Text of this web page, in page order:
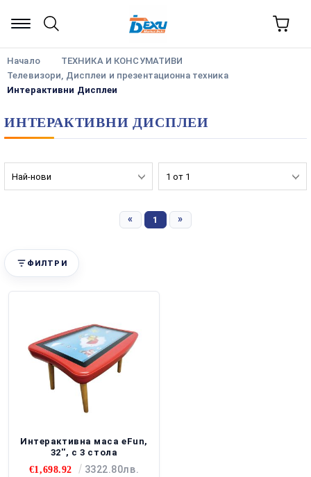
Начало
ТЕХНИКА И КОНСУМАТИВИ
Телевизори, Дисплеи и презентационна техника
Интерактивни Дисплеи
ИНТЕРАКТИВНИ ДИСПЛЕИ
« 1 »
ФИЛТРИ
Интерактивна маса eFun,
32'', с 3 стола
€1,698.92
3322.80лв.